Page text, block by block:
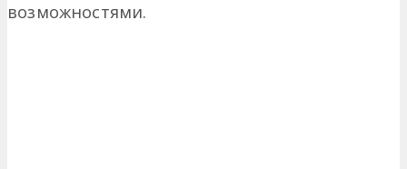
возможностями.